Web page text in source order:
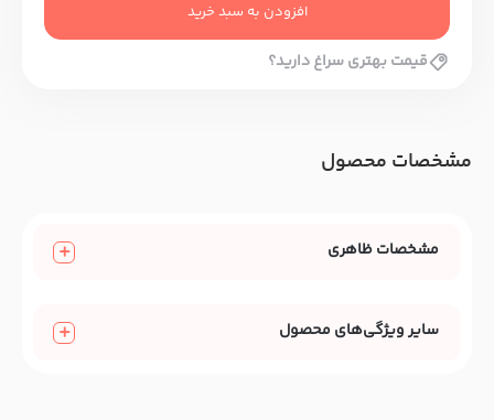
افزودن به سبد خرید
قیمت بهتری سراغ دارید؟
مشخصات محصول
مشخصات ظاهری
سایر ویژگی‌های محصول